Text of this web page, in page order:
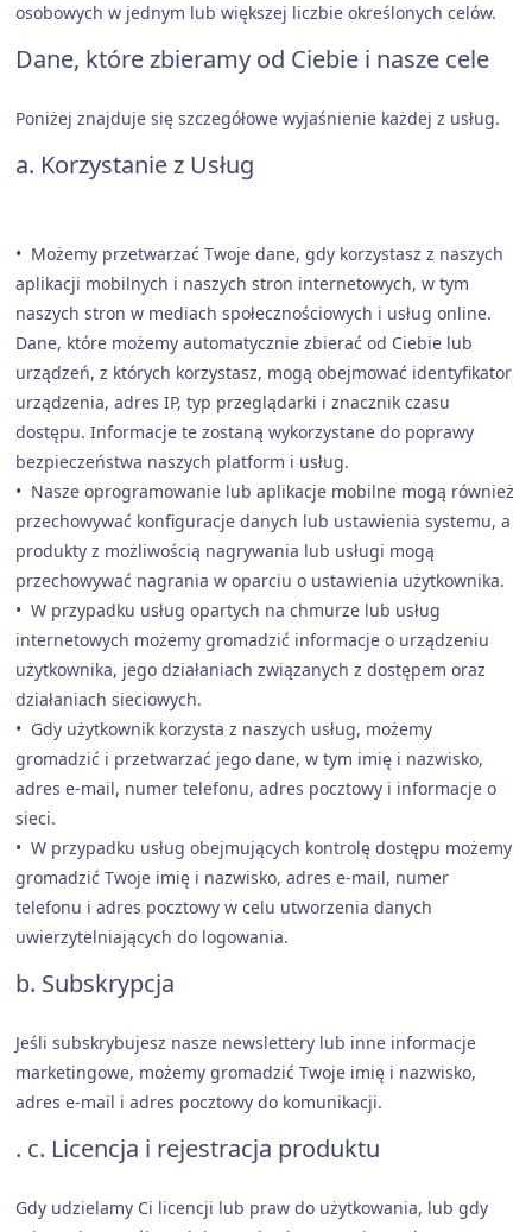
osobowych w jednym lub większej liczbie określonych celów.
Dane, które zbieramy od Ciebie i nasze cele
Poniżej znajduje się szczegółowe wyjaśnienie każdej z usług.
a. Korzystanie z Usług
• Możemy przetwarzać Twoje dane, gdy korzystasz z naszych
aplikacji mobilnych i naszych stron internetowych, w tym
naszych stron w mediach społecznościowych i usług online.
Dane, które możemy automatycznie zbierać od Ciebie lub
urządzeń, z których korzystasz, mogą obejmować identyfikator
urządzenia, adres IP, typ przeglądarki i znacznik czasu
dostępu. Informacje te zostaną wykorzystane do poprawy
bezpieczeństwa naszych platform i usług.
• Nasze oprogramowanie lub aplikacje mobilne mogą również
przechowywać konfiguracje danych lub ustawienia systemu, a
produkty z możliwością nagrywania lub usługi mogą
przechowywać nagrania w oparciu o ustawienia użytkownika.
• W przypadku usług opartych na chmurze lub usług
internetowych możemy gromadzić informacje o urządzeniu
użytkownika, jego działaniach związanych z dostępem oraz
działaniach sieciowych.
• Gdy użytkownik korzysta z naszych usług, możemy
gromadzić i przetwarzać jego dane, w tym imię i nazwisko,
adres e-mail, numer telefonu, adres pocztowy i informacje o
sieci.
• W przypadku usług obejmujących kontrolę dostępu możemy
gromadzić Twoje imię i nazwisko, adres e-mail, numer
telefonu i adres pocztowy w celu utworzenia danych
uwierzytelniających do logowania.
b. Subskrypcja
Jeśli subskrybujesz nasze newslettery lub inne informacje
marketingowe, możemy gromadzić Twoje imię i nazwisko,
adres e-mail i adres pocztowy do komunikacji.
. c. Licencja i rejestracja produktu
Gdy udzielamy Ci licencji lub praw do użytkowania, lub gdy